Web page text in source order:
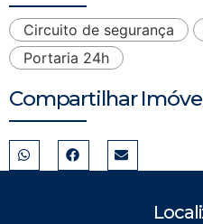
Circuito de segurança
Portaria 24h
Compartilhar